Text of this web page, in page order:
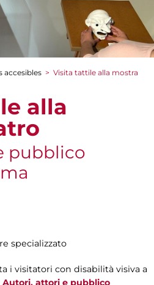
accesibles > Visita tattile alla mostra
alla
pubblico
specializzato
i visitatori con disabilità visiva a
Autori, attori e pubblico